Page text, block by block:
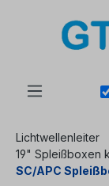
Lichtwellenleiter
19" Spleißboxen
SC/APC